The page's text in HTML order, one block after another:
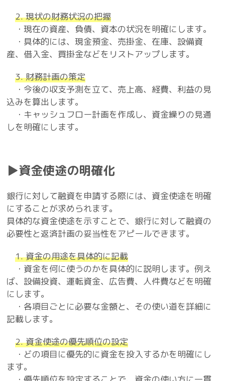
2. 現状の財務状況の把握
・現在の資産、負債、資本の状況を明確にします。
・具体的には、現金預金、売掛金、在庫、設備資
産、借入金、買掛金などをリストアップします。
3. 財務計画の策定
・今後の収支予測を立て、売上高、経費、利益の見
込みを算出します。
・キャッシュフロー計画を作成し、資金繰りの見通
しを明確にします。
▶資金使途の明確化
銀行に対して融資を申請する際には、資金使途を明確
にすることが求められます。
具体的な資金使途を示すことで、銀行に対して融資の
必要性と返済計画の妥当性をアピールできます。
1. 資金の用途を具体的に記載
・資金を何に使うのかを具体的に説明します。例え
ば、設備投資、運転資金、広告費、人件費などを明確
にします。
・各項目ごとに必要な金額と、その使い道を詳細に
記載します。
2. 資金使途の優先順位の設定
・どの項目に優先的に資金を投入するかを明確にし
ます。